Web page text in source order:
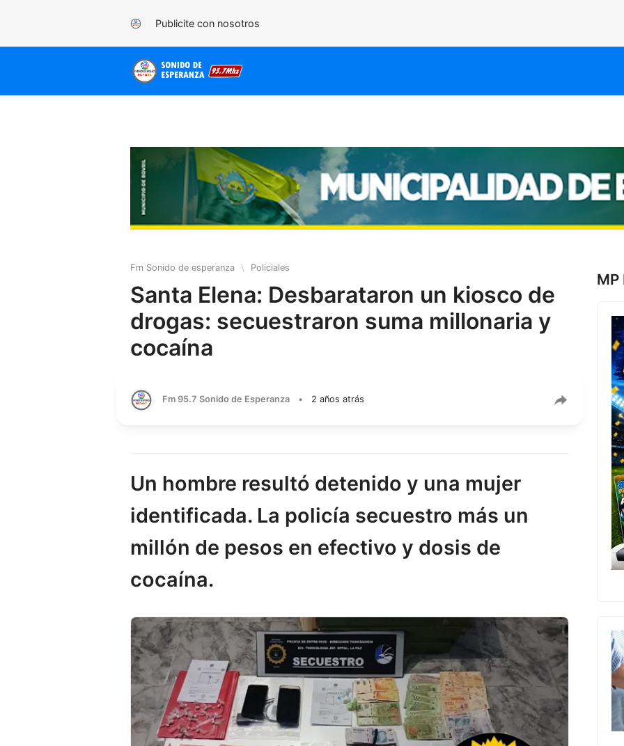
Publicite con nosotros
Fm Sonido de esperanza \ Policiales
Santa Elena: Desbarataron un kiosco de
drogas: secuestraron suma millonaria y
cocaína
Fm 95.7 Sonido de Esperanza • 2 años atrás
Un hombre resultó detenido y una mujer
identificada. La policía secuestro más un
millón de pesos en efectivo y dosis de
cocaína.
MP